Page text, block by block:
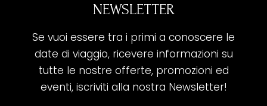
NEWSLETTER
Se vuoi essere tra i primi a conoscere le
date di viaggio, ricevere informazioni su
tutte le nostre offerte, promozioni ed
eventi, iscriviti alla nostra Newsletter!